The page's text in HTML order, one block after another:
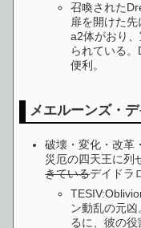
召喚された
扉を開けた
a2体がおり
られている
便利。
メエルーンズ・
破壊・変化・改革
災厄の四天王に列
きているデイドラ
ン動乱の元
るに、彼の